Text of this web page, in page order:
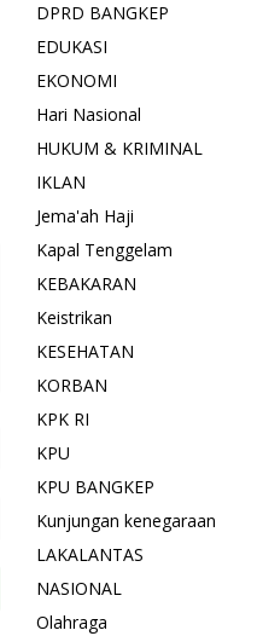
DPRD BANGKEP
EDUKASI
EKONOMI
Hari Nasional
HUKUM & KRIMINAL
IKLAN
Jema'ah Haji
Kapal Tenggelam
KEBAKARAN
Keistrikan
KESEHATAN
KORBAN
KPK RI
KPU
KPU BANGKEP
Kunjungan kenegaraan
LAKALANTAS
NASIONAL
Olahraga